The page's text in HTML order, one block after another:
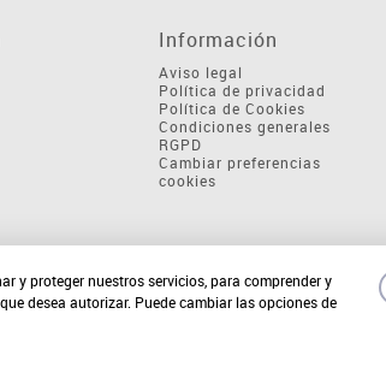
Información
Aviso legal
Política de privacidad
Política de Cookies
Condiciones generales
RGPD
Cambiar preferencias
cookies
y proteger nuestros servicios, para comprender y
desea autorizar. Puede cambiar las opciones de